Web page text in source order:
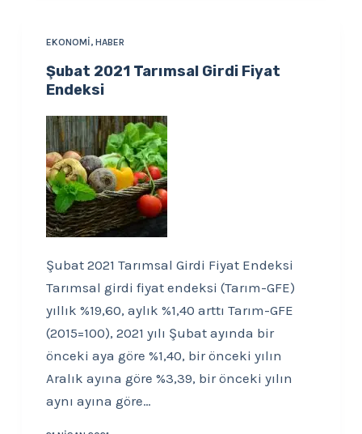
EKONOMI, HABER
Şubat 2021 Tarımsal Girdi Fiyat
Endeksi
Şubat 2021 Tarımsal Girdi Fiyat Endeksi
Tarımsal girdi fiyat endeksi (Tarım-GFE)
yıllık %19,60, aylık %1,40 arttı Tarım-GFE
(2015=100), 2021 yılı Şubat ayında bir
önceki aya göre %1,40, bir önceki yılın
Aralık ayına göre %3,39, bir önceki yılın
aynı ayına göre…